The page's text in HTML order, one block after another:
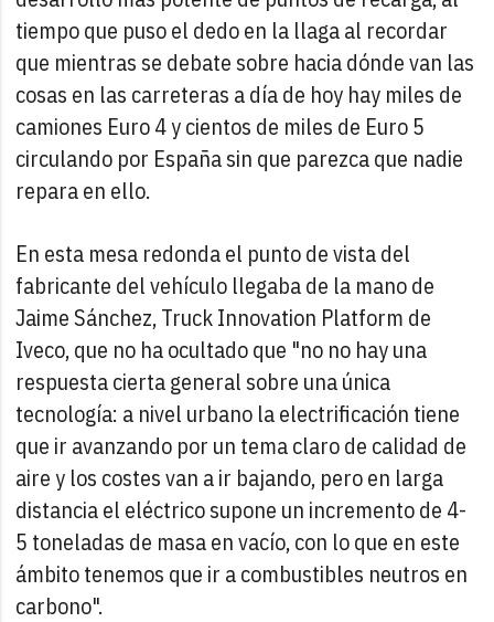
tiempo que puso el dedo en la llaga al recordar
que mientras se debate sobre hacia dónde van las
cosas en las carreteras a día de hoy hay miles de
camiones Euro 4 y cientos de miles de Euro 5
circulando por España sin que parezca que nadie
repara en ello.
En esta mesa redonda el punto de vista del
fabricante del vehículo llegaba de la mano de
Jaime Sánchez, Truck Innovation Platform de
Iveco, que no ha ocultado que "no no hay una
respuesta cierta general sobre una única
tecnología: a nivel urbano la electrificación tiene
que ir avanzando por un tema claro de calidad de
aire y los costes van a ir bajando, pero en larga
distancia el eléctrico supone un incremento de 4-
5 toneladas de masa en vacío, con lo que en este
ámbito tenemos que ir a combustibles neutros en
carbono".